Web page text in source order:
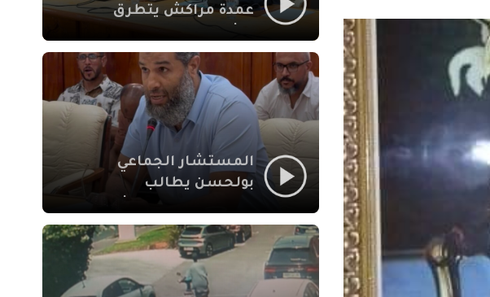
عمدة مراكش يتطرق
الاجتماعي في نقل
المحطة الطرقية إلى
العزوزية
المستشار الجماعي
بولحسن يطالب
أشغال شارع علال
الفاسي بمراكش